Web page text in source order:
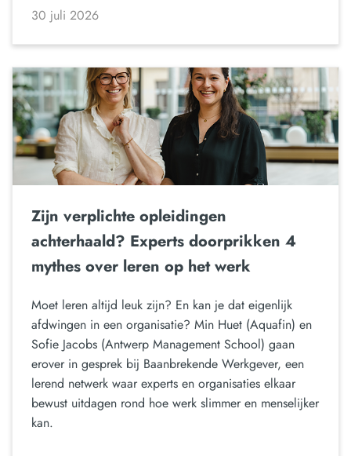
30 juli 2026
Zijn verplichte opleidingen
achterhaald? Experts doorprikken 4
mythes over leren op het werk
Moet leren altijd leuk zijn? En kan je dat eigenlijk
afdwingen in een organisatie? Min Huet (Aquafin) en
Sofie Jacobs (Antwerp Management School) gaan
erover in gesprek bij Baanbrekende Werkgever, een
lerend netwerk waar experts en organisaties elkaar
bewust uitdagen rond hoe werk slimmer en menselijker
kan.